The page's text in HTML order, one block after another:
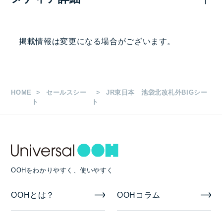
— 1,500,000
縦2.18～2.4m×4.24m 1面
7日/14日/21日/28日
掲載情報は変更になる場合がございます。
HOME
セールスシー
ト
JR東日本 池袋北改札外BIGシー
ト
OOHをわかりやすく、使いやすく
OOHとは？ OOHコラム